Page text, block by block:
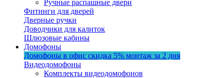
Ручные распашные двери
Фитинги для дверей
Дверные ручки
Доводчики для калиток
Шлюзовые кабины
Домофоны
Домофоны в офис скидка 5% монтаж за 2 дня
Видеодомофоны
Комплекты видеодомофонов